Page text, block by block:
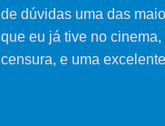
de dúvidas uma das
que eu já tive no
censura, e uma